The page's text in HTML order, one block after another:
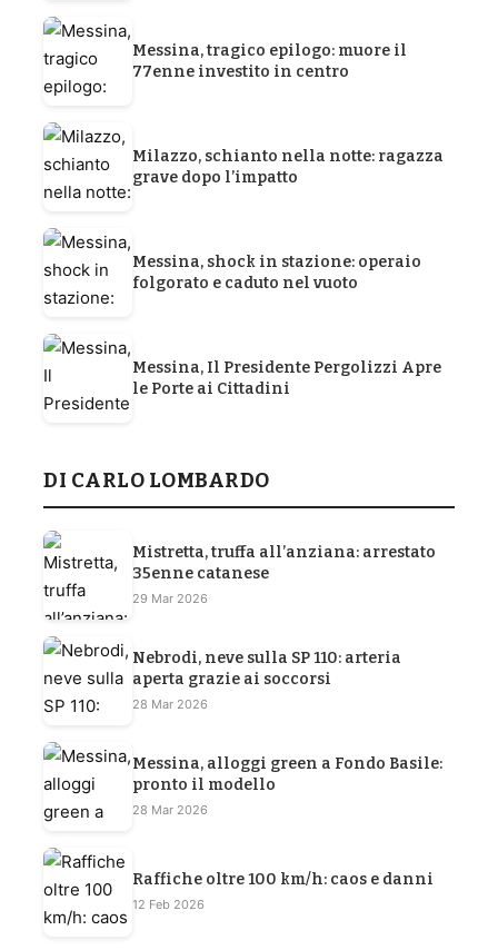
Messina, tragico epilogo: muore il
77enne investito in centro
Milazzo, schianto nella notte: ragazza
grave dopo l’impatto
Messina, shock in stazione: operaio
folgorato e caduto nel vuoto
Messina, Il Presidente Pergolizzi Apre
le Porte ai Cittadini
DI CARLO LOMBARDO
Mistretta, truffa all’anziana: arrestato
35enne catanese
29 Mar 2026
Nebrodi, neve sulla SP 110: arteria
aperta grazie ai soccorsi
28 Mar 2026
Messina, alloggi green a Fondo Basile:
pronto il modello
28 Mar 2026
Raffiche oltre 100 km/h: caos e danni
12 Feb 2026